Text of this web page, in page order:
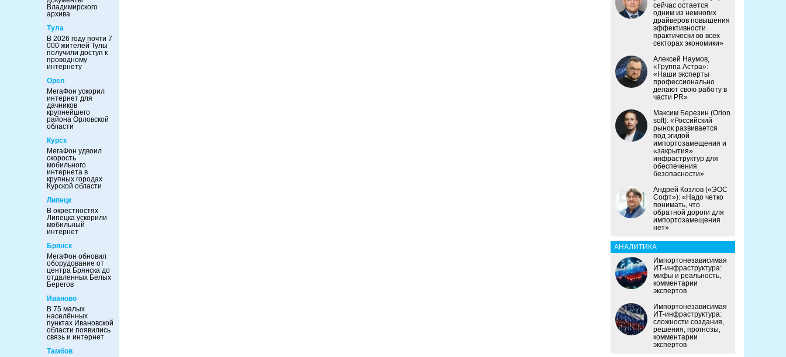
Владимирского
архива
Тула
В 2026 году почти 7
000 жителей Тулы
получили доступ к
проводному
интернету
Орел
МегаФон ускорил
интернет для
дачников
крупнейшего
района Орловской
области
Курск
МегаФон удвоил
скорость
мобильного
интернета в
крупных городах
Курской области
Липецк
В окрестностях
Липецка ускорили
мобильный
интернет
Брянск
МегаФон обновил
оборудование от
центра Брянска до
отдаленных Белых
Берегов
Иваново
В 75 малых
населённых
пунктах Ивановской
области появились
связь и интернет
Тамбов
сейчас остается
одним из немногих
драйверов повышения
эффективности
практически во всех
секторах экономики»
Алексей Наумов,
«Группа Астра»:
«Наши эксперты
профессионально
делают свою работу в
части PR»
Максим Березин (Orion
soft): «Российский
рынок развивается
под эгидой
импортозамещения и
«закрытия»
инфраструктур для
обеспечения
безопасности»
Андрей Козлов («ЭОС
Софт»): «Надо четко
понимать, что
обратной дороги для
импортозамещения
нет»
АНАЛИТИКА
Импортонезависимая
ИТ-инфраструктура:
мифы и реальность,
комментарии
экспертов
Импортонезависимая
ИТ-инфраструктура:
сложности создания,
решения, прогнозы,
комментарии
экспертов